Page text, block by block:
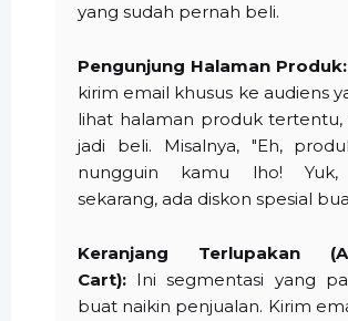
yang sudah pernah beli.
Pengunjung Halaman Produk:
kirim email khusus ke audiens
lihat halaman produk
jadi beli. Misalnya, "Eh,
nungguin kamu lho! Yuk,
sekarang, ada diskon spesial
Keranjang Terlupakan
Cart): Ini segmentasi yang
buat naikin penjualan. Kirim